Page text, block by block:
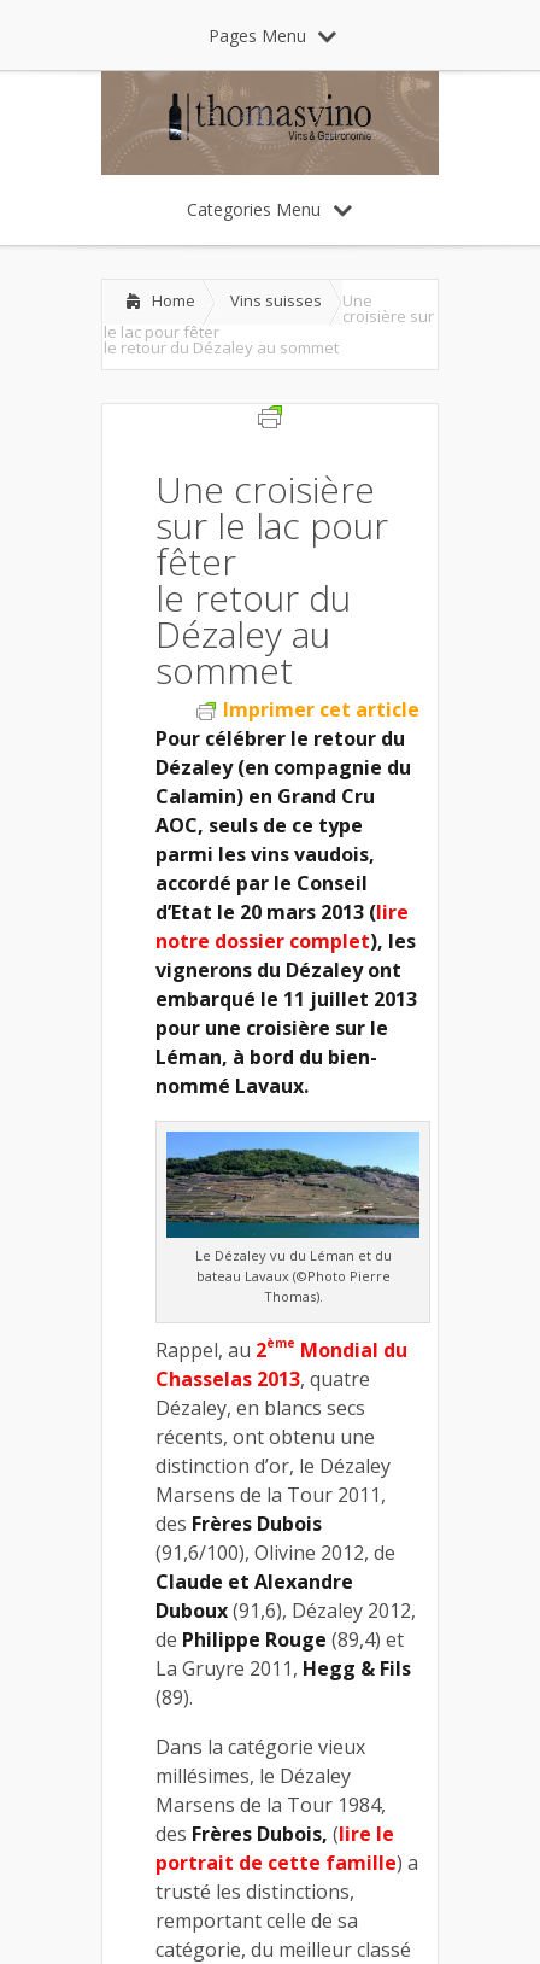
Pages Menu
Categories Menu
Home Vins suisses Une
croisière sur
le lac pour fêter
le retour du Dézaley au sommet
Une croisière
sur le lac pour
fêter
le retour du
Dézaley au
sommet
Imprimer cet article
Pour célébrer le retour du
Dézaley (en compagnie du
Calamin) en Grand Cru
AOC, seuls de ce type
parmi les vins vaudois,
accordé par le Conseil
d’Etat le 20 mars 2013 (lire
notre dossier complet), les
vignerons du Dézaley ont
embarqué le 11 juillet 2013
pour une croisière sur le
Léman, à bord du bien-
nommé Lavaux.
Le Dézaley vu du Léman et du
bateau Lavaux (©Photo Pierre
Thomas).
Rappel, au 2ème Mondial du
Chasselas 2013, quatre
Dézaley, en blancs secs
récents, ont obtenu une
distinction d’or, le Dézaley
Marsens de la Tour 2011,
des Frères Dubois
(91,6/100), Olivine 2012, de
Claude et Alexandre
Duboux(91,6), Dézaley 2012,
de Philippe Rouge (89,4) et
La Gruyre 2011, Hegg & Fils
(89).
Dans la catégorie vieux
millésimes, le Dézaley
Marsens de la Tour 1984,
des Frères Dubois, (lire le
portrait de cette famille) a
trusté les distinctions,
remportant celle de sa
catégorie, du meilleur classé